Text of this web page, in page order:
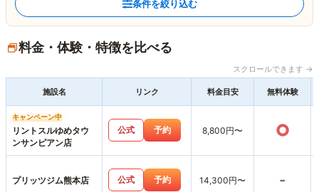
条件を絞り込む
料金・体験・特徴を比べる
スクロールできます →
施設名 リンク 料金目安 無料体験
キャンペーン中
リントスルゆめタウ
ンサンピアン店
公式 予約 8,800円〜 ○
プリッツジム熊本店 公式 予約 14,300円〜 -